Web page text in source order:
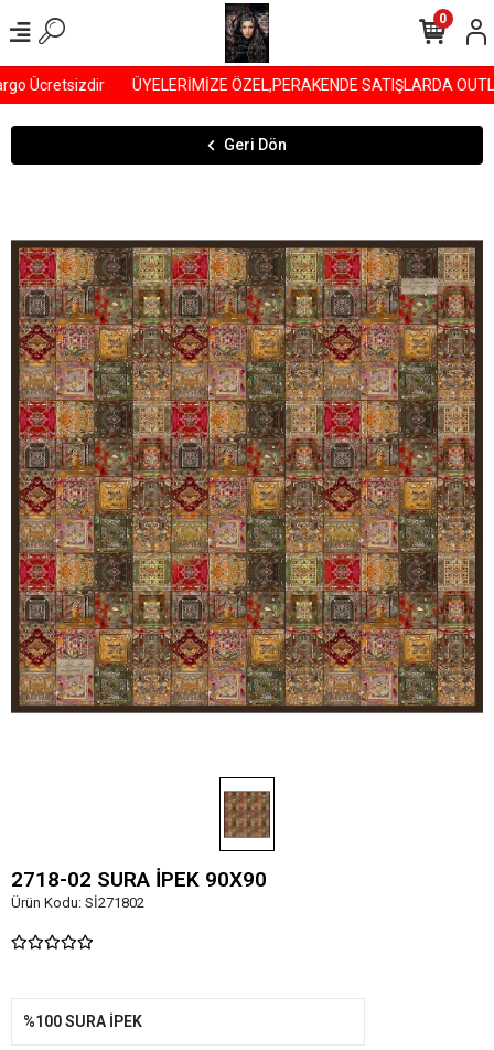
Ücretsizdir ÜYELERİMİZE ÖZEL,PERAKENDE SATIŞLARDA
0
Geri Dön
2718-02 SURA İPEK 90X90
Ürün Kodu: Sİ271802
%100 SURA İPEK